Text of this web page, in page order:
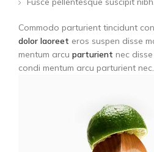
Commodo parturient tincidunt
dolor laoreet eros suspen disse
mentum arcu parturient nec
condi mentum arcu parturient nec.